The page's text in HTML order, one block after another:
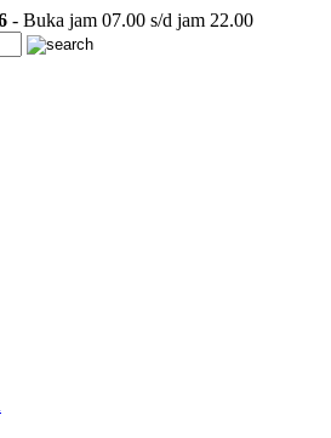
- Buka jam 07.00 s/d jam 22.00